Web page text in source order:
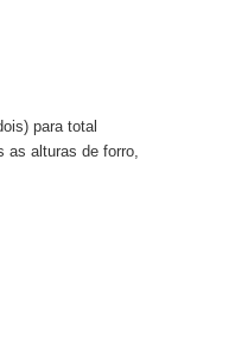
para total
as alturas de forro,